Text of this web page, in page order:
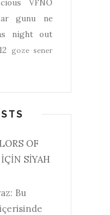
VFNO
gunu ne
night out
goze sener
OF
SİYAH
Bu